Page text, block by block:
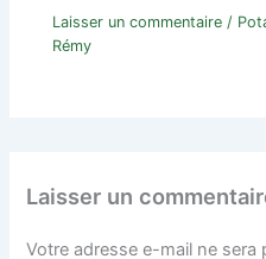
Laisser un commentaire /
Rémy
Laisser un
Votre adresse e-mail ne sera